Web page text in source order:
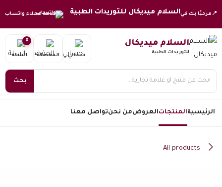
📍 مرحبًا بك فيالسلام ميديكال للتوريدات الطبية خدمة عملاء واتساب
السلام ميديكال
للتوريدات الطبية
بحث
حسابي المفضلة
0
السلة
الرئيسيةالمنتجاتالعروضمن نحنتواصل معنا
All products